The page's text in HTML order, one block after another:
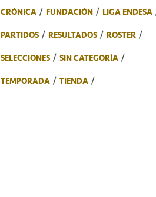
CRÓNICA
FUNDACIÓN
LIGA ENDESA
PARTIDOS
RESULTADOS
ROSTER
SELECCIONES
SIN CATEGORÍA
TEMPORADA
TIENDA